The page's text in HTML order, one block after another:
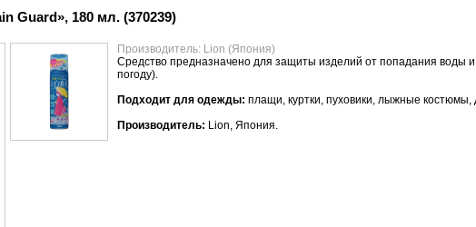
Guard», 180 мл. (370239)
Производитель: Lion (Япония)
Средство предназначено для защиты изделий от попадания воды
погоду).
Подходит для одежды: плащи, куртки, пуховики, лыжные костюмы,
Производитель: Lion, Япония.